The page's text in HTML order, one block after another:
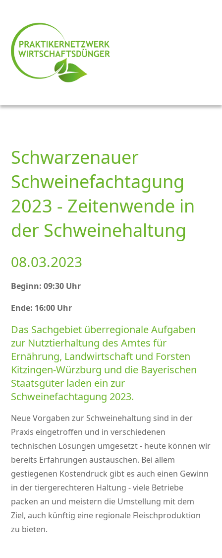
Schwarzenauer
Schweinefachtagung
2023 - Zeitenwende in
der Schweinehaltung
08.03.2023
Beginn: 09:30 Uhr
Ende: 16:00 Uhr
Das Sachgebiet überregionale Aufgaben
zur Nutztierhaltung des Amtes für
Ernährung, Landwirtschaft und Forsten
Kitzingen-Würzburg und die Bayerischen
Staatsgüter laden ein zur
Schweinefachtagung 2023.
Neue Vorgaben zur Schweinehaltung sind in der
Praxis eingetroffen und in verschiedenen
technischen Lösungen umgesetzt - heute können wir
bereits Erfahrungen austauschen. Bei allem
gestiegenen Kostendruck gibt es auch einen Gewinn
in der tiergerechteren Haltung - viele Betriebe
packen an und meistern die Umstellung mit dem
Ziel, auch künftig eine regionale Fleischproduktion
zu bieten.